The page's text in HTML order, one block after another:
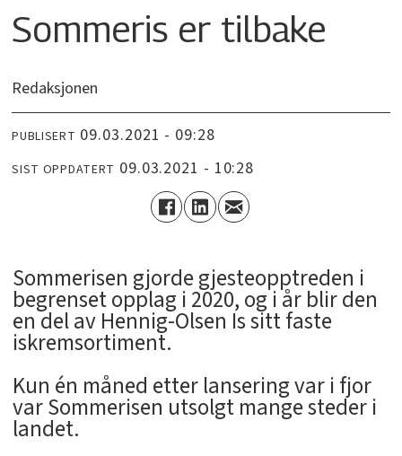
Sommeris er tilbake
Redaksjonen
PUBLISERT 09.03.2021 - 09:28
SIST OPPDATERT 09.03.2021 - 10:28
Sommerisen gjorde gjesteopptreden i
begrenset opplag i 2020, og i år blir den
en del av Hennig-Olsen Is sitt faste
iskremsortiment.
Kun én måned etter lansering var i fjor
var Sommerisen utsolgt mange steder i
landet.